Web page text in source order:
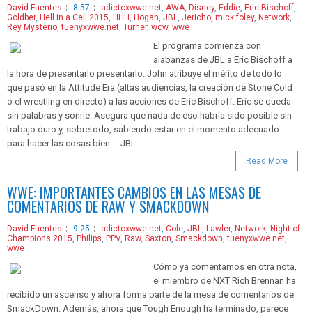
David Fuentes 8:57 adictoxwwe.net AWA Disney, Eddie Eric Bischoff
Goldber, Hell in a Cell 2015 HHH Hogan JBL Jericho mick foley, Network
Rey Mysterio ,tuenyxwwe.net Turner, wcw, wwe
El programa comienza con
alabanzas de JBL a Eric Bischoff a
la hora de presentarlo presentarlo. John atribuye el mérito de todo lo
que pasó en la Attitude Era (altas audiencias, la creación de Stone Cold
o el wrestling en directo) a las acciones de Eric Bischoff. Eric se queda
sin palabras y sonríe. Asegura que nada de eso habría sido posible sin
trabajo duro y, sobretodo, sabiendo estar en el momento adecuado
para hacer las cosas bien. JBL...
Read More
WWE: IMPORTANTES CAMBIOS EN LAS MESAS DE
COMENTARIOS DE RAW Y SMACKDOWN
David Fuentes 9:25 adictoxwwe.net Cole JBL Lawler, Network Night of
Champions 2015 Philips PPV, Raw, Saxton Smackdown ,tuenyxwwe.net
wwe
Cómo ya comentamos en otra nota,
el miembro de NXT Rich Brennan ha
recibido un ascenso y ahora forma parte de la mesa de comentarios de
SmackDown. Además, ahora que Tough Enough ha terminado, parece